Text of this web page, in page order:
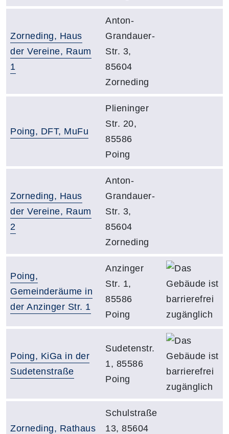
Gebäude:
Zorneding, Haus
der Vereine, Raum
1
Adresse:
Anton-
Grandauer-
Str. 3,
85604
Zorneding
Gebäude:
Poing, DFT, MuFu
Adresse:
Plieninger
Str. 20,
85586
Poing
Gebäude:
Zorneding, Haus
der Vereine, Raum
2
Adresse:
Anton-
Grandauer-
Str. 3,
85604
Zorneding
Gebäude:
Poing,
Gemeinderäume in
der Anzinger Str. 1
Adresse:
Anzinger
Str. 1,
85586
Poing
Gebäude:
Poing, KiGa in der
Sudetenstraße
Adresse:
Sudetenstr.
1, 85586
Poing
Gebäude:
Zorneding, Rathaus
Adresse:
Schulstraße
13, 85604